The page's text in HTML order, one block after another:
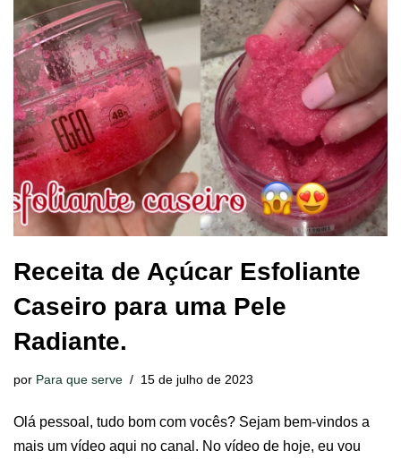
Receita de Açúcar Esfoliante
Caseiro para uma Pele
Radiante.
por Para que serve 15 de julho de 2023
Olá pessoal, tudo bom com vocês? Sejam bem-vindos a
mais um vídeo aqui no canal. No vídeo de hoje, eu vou